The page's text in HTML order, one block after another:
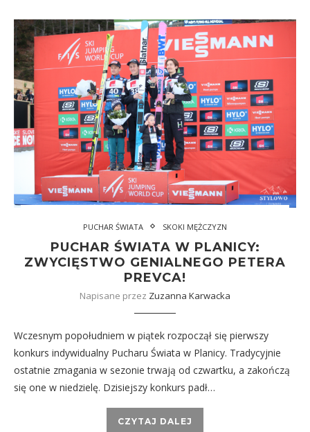
PUCHAR ŚWIATA SKOKI MĘŻCZYZN
PUCHAR ŚWIATA W PLANICY:
ZWYCIĘSTWO GENIALNEGO PETERA
PREVCA!
Napisane przez Zuzanna Karwacka
Wczesnym popołudniem w piątek rozpoczął się pierwszy
konkurs indywidualny Pucharu Świata w Planicy. Tradycyjnie
ostatnie zmagania w sezonie trwają od czwartku, a zakończą
się one w niedzielę. Dzisiejszy konkurs padł…
CZYTAJ DALEJ